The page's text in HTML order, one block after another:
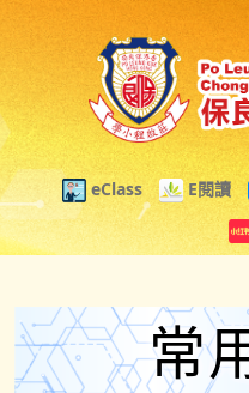
eClass E閱讀
常